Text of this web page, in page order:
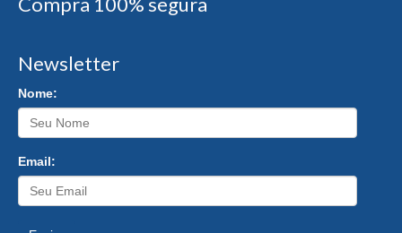
Newsletter
Nome:
Email: